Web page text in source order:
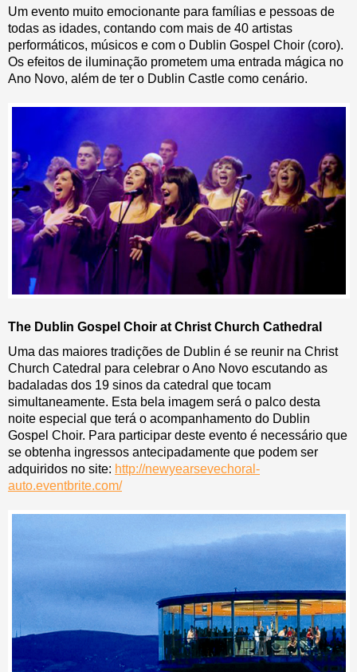
Um evento muito emocionante para famílias e pessoas de
todas as idades, contando com mais de 40 artistas
performáticos, músicos e com o Dublin Gospel Choir (coro).
Os efeitos de iluminação prometem uma entrada mágica no
Ano Novo, além de ter o Dublin Castle como cenário.
The Dublin Gospel Choir at Christ Church Cathedral
Uma das maiores tradições de Dublin é se reunir na Christ
Church Catedral para celebrar o Ano Novo escutando as
badaladas dos 19 sinos da catedral que tocam
simultaneamente. Esta bela imagem será o palco desta
noite especial que terá o acompanhamento do Dublin
Gospel Choir. Para participar deste evento é necessário que
se obtenha ingressos antecipadamente que podem ser
adquiridos no site: http://newyearsevechoral-
auto.eventbrite.com/